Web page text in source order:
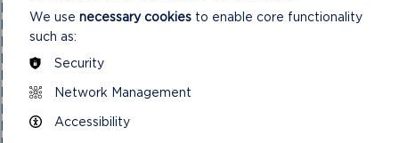
Pwyllgor Gwasanaethau Pobl 19/03/2025
Pwyllgor Personėl
Pwyllgor Personėl (Cyfarfod Anghyffredin) 03/03/21
Pwyllgor Personėl (Cyfarfod Anghyffredin) 13/01/21
Pwyllgor Personėl 18/11/20
Pwyllgor Rheoli Datblygu
We use necessary cookies to enable core functionality
such as:
Security
Network Management
Accessibility